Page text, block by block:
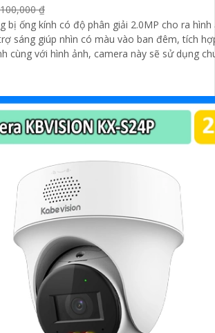
₫
bị ống kính có độ phân giải 2.0MP cho ra
sáng giúp nhìn có màu vào ban đêm, tích
cùng với hình ảnh, camera này sẽ sử dụng